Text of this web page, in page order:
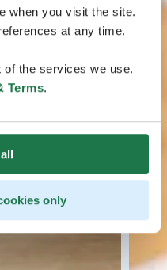
when you visit the site.
at any time.
the services we use.
Terms.
only